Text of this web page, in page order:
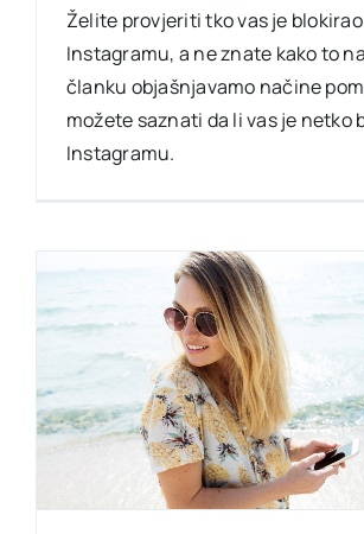
Želite provjeriti tko vas je
Instagramu, a ne znate kako to
članku objašnjavamo načine
možete saznati da li vas je netko
Instagramu.